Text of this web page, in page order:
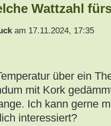
Wattzahl
am 17.11.2024, 17:35
über ein
mit Kork
Ich kann gerne
interessiert?